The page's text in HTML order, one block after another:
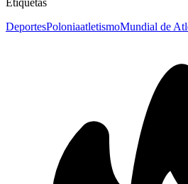
DeportesPoloniaatletismoMundial de